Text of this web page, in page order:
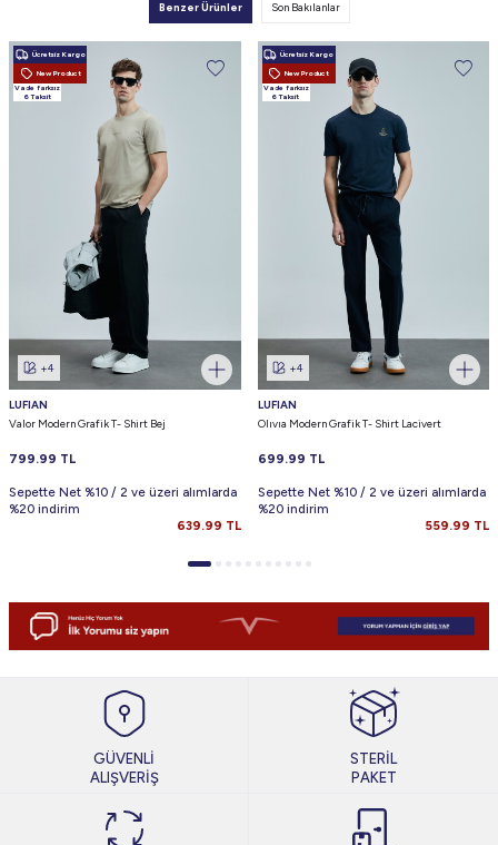
Benzer Ürünler Son Bakılanlar
Ücretsiz Kargo
New Product
Vade farksız
6 Taksit
+4
LUFIAN
Valor Modern Grafik T- Shirt Bej
799.99 TL
Sepette Net %10 / 2 ve üzeri alımlarda
%20 indirim
639.99 TL
Ücretsiz Kargo
New Product
Vade farksız
6 Taksit
+4
LUFIAN
Olıvıa Modern Grafik T- Shirt Lacivert
699.99 TL
Sepette Net %10 / 2 ve üzeri alımlarda
%20 indirim
559.99 TL
GÜVENLİ
ALIŞVERİŞ
STERİL
PAKET